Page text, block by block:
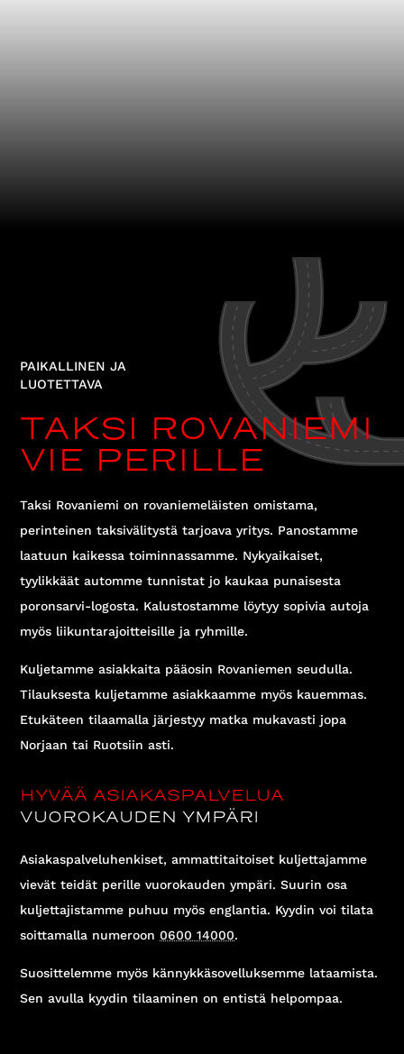
PAIKALLINEN JA
LUOTETTAVA
TAKSI ROVANIEMI
VIE PERILLE
Taksi Rovaniemi on rovaniemeläisten omistama,
perinteinen taksivälitystä tarjoava yritys. Panostamme
laatuun kaikessa toiminnassamme. Nykyaikaiset,
tyylikkäät automme tunnistat jo kaukaa punaisesta
poronsarvi-logosta. Kalustostamme löytyy sopivia autoja
myös liikuntarajoitteisille ja ryhmille.
Kuljetamme asiakkaita pääosin Rovaniemen seudulla.
Tilauksesta kuljetamme asiakkaamme myös kauemmas.
Etukäteen tilaamalla järjestyy matka mukavasti jopa
Norjaan tai Ruotsiin asti.
HYVÄÄ ASIAKASPALVELUA
VUOROKAUDEN YMPÄRI
Asiakaspalveluhenkiset, ammattitaitoiset kuljettajamme
vievät teidät perille vuorokauden ympäri. Suurin osa
kuljettajistamme puhuu myös englantia. Kyydin voi tilata
soittamalla numeroon0600 14000.
Suosittelemme myös kännykkäsovelluksemme lataamista.
Sen avulla kyydin tilaaminen on entistä helpompaa.